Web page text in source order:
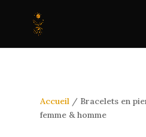
Accueil / Bracelets en
femme & homme